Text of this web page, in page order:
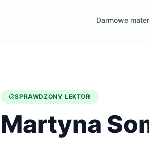
Darmowe
SPRAWDZONY LEKTOR
Martyna